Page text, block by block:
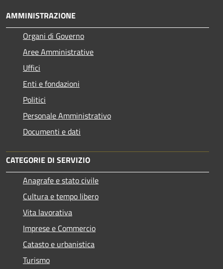
AMMINISTRAZIONE
Organi di Governo
Aree Amministrative
Uffici
Enti e fondazioni
Politici
Personale Amministrativo
Documenti e dati
CATEGORIE DI SERVIZIO
Anagrafe e stato civile
Cultura e tempo libero
Vita lavorativa
Imprese e Commercio
Catasto e urbanistica
Turismo